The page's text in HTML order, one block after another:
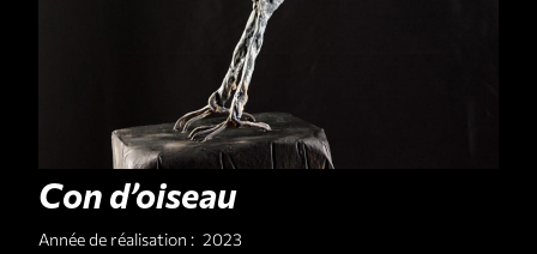
Con d’oiseau
Année de réalisation : 2023